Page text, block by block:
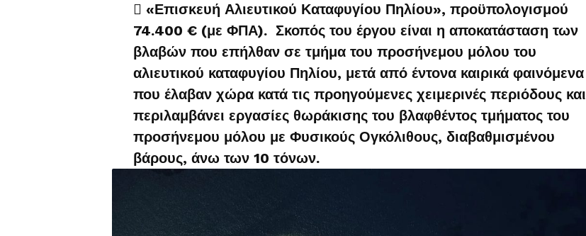
 «Επισκευή Αλιευτικού Καταφυγίου Πηλίου», προϋπολογισμού
74.400 € (με ΦΠΑ). Σκοπός του έργου είναι η αποκατάσταση των
βλαβών που επήλθαν σε τμήμα του προσήνεμου μόλου του
αλιευτικού καταφυγίου Πηλίου, μετά από έντονα καιρικά φαινόμενα
που έλαβαν χώρα κατά τις προηγούμενες χειμερινές περιόδους και
περιλαμβάνει εργασίες θωράκισης του βλαφθέντος τμήματος του
προσήνεμου μόλου με Φυσικούς Ογκόλιθους, διαβαθμισμένου
βάρους, άνω των 10 τόνων.